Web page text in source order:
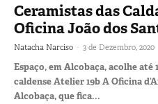
Ceramistas das
Oficina João dos
Natacha Narciso - 3 de Dezembro, 2020
Espaço, em Alcobaça, acolhe até
caldense Atelier 19b A Oficina
Alcobaça, que fica...